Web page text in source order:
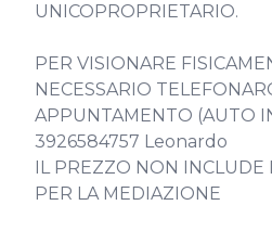
UNICOPROPRIETARIO.
PER VISIONARE
NECESSARIO
APPUNTAMENTO (AUTO
3926584757 Leonardo
IL PREZZO NON INCLUDE
PER LA MEDIAZIONE